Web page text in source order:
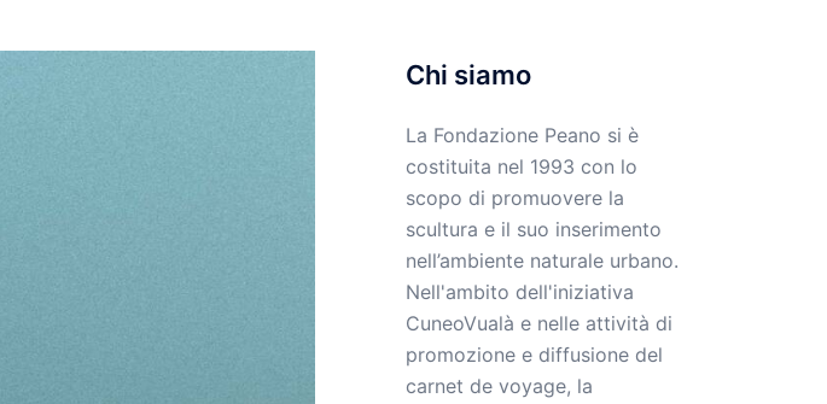
Chi siamo
La Fondazione Peano si è
costituita nel 1993 con lo
scopo di promuovere la
scultura e il suo inserimento
nell’ambiente naturale urbano.
Nell'ambito dell'iniziativa
CuneoVualà e nelle attività di
promozione e diffusione del
carnet de voyage, la